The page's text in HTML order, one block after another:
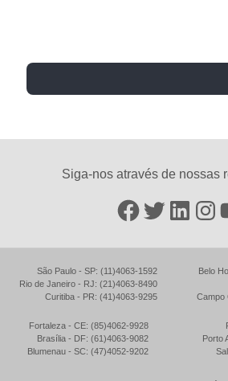
Siga-nos através de nossas
Facebook
Twitter
São Paulo - SP: (11)4063-1592
Rio de Janeiro - RJ: (21)4063-8490
Curitiba - PR: (41)4063-9295
Belo
Campo
Fortaleza - CE: (85)4062-9928
Brasília - DF: (61)4063-9082
Blumenau - SC: (47)4052-9202
Porto